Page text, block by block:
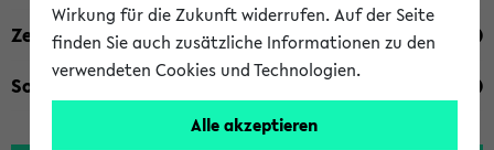
Zeiten
Sonstiges
Wirkung für die Zukunft widerrufen. Auf der Seite
finden Sie auch zusätzliche Informationen zu den
verwendeten Cookies und Technologien.
Alle akzeptieren